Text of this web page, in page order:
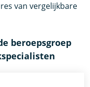
van vergelijkbare
beroepsgroep